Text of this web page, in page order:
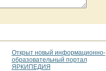
Открыт новый информационно-
образовательный портал
ЯРКИПЕДИЯ